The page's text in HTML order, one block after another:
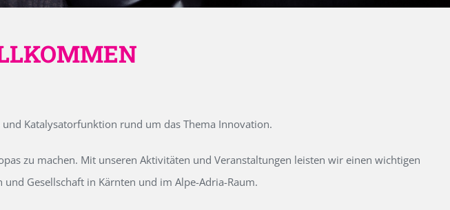
Katalysatorfunktion rund um das Thema Innovation.
zu machen. Mit unseren Aktivitäten und Veranstaltungen leisten wir einen wichtigen
Gesellschaft in Kärnten und im Alpe-Adria-Raum.